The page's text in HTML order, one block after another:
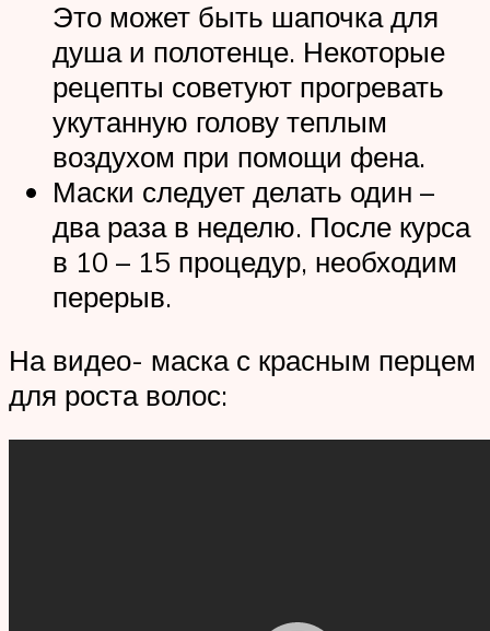
Это может быть шапочка для
душа и полотенце. Некоторые
рецепты советуют прогревать
укутанную голову теплым
воздухом при помощи фена.
Маски следует делать один –
два раза в неделю. После курса
в 10 – 15 процедур, необходим
перерыв.
На видео- маска с красным перцем
для роста волос: